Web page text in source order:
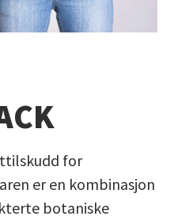
for
er en kombinasjon
botaniske